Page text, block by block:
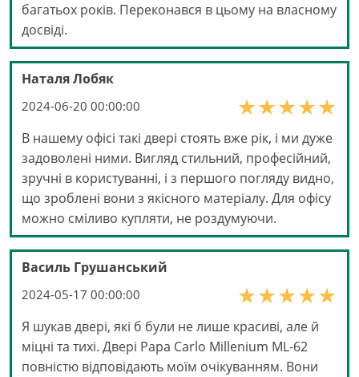
багатьох років. Переконався в цьому на власному
досвіді.
Наталя Лобяк
2024-06-20 00:00:00
В нашему офісі такі двері стоять вже рік, і ми дуже
задоволені ними. Вигляд стильний, професійний,
зручні в користуванні, і з першого погляду видно,
що зроблені вони з якісного матеріалу. Для офісу
можно сміливо купляти, не роздумуючи.
Василь Грушанський
2024-05-17 00:00:00
Я шукав двері, які б були не лише красиві, але й
міцні та тихі. Двері Papa Carlo Millenium ML-62
повністю відповідають моїм очікуванням. Вони